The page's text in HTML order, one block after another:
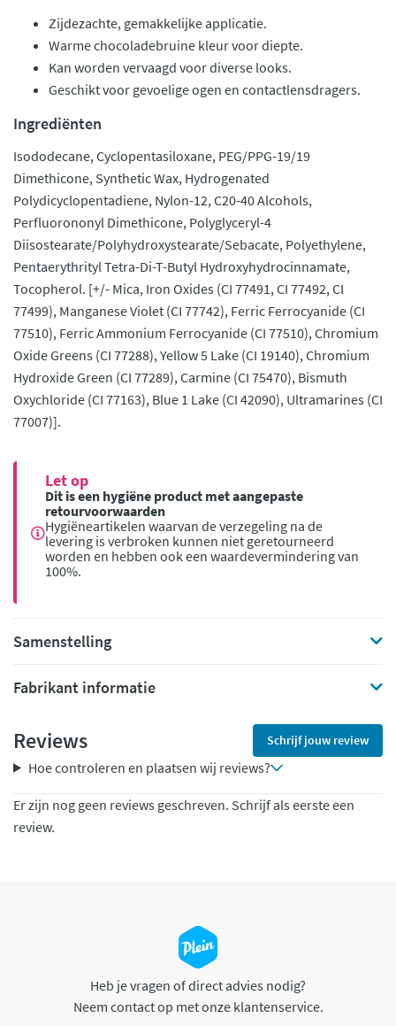
Zijdezachte, gemakkelijke applicatie.
Warme chocoladebruine kleur voor diepte.
Kan worden vervaagd voor diverse looks.
Geschikt voor gevoelige ogen en contactlensdragers.
Ingrediënten
Isododecane, Cyclopentasiloxane, PEG/PPG-19/19
Dimethicone, Synthetic Wax, Hydrogenated
Polydicyclopentadiene, Nylon-12, C20-40 Alcohols,
Perfluorononyl Dimethicone, Polyglyceryl-4
Diisostearate/Polyhydroxystearate/Sebacate, Polyethylene,
Pentaerythrityl Tetra-Di-T-Butyl Hydroxyhydrocinnamate,
Tocopherol. [+/- Mica, Iron Oxides (CI 77491, CI 77492, CI
77499), Manganese Violet (CI 77742), Ferric Ferrocyanide (CI
77510), Ferric Ammonium Ferrocyanide (CI 77510), Chromium
Oxide Greens (CI 77288), Yellow 5 Lake (CI 19140), Chromium
Hydroxide Green (CI 77289), Carmine (CI 75470), Bismuth
Oxychloride (CI 77163), Blue 1 Lake (CI 42090), Ultramarines (CI
77007)].
Let op
Dit is een hygiëne product met aangepaste
retourvoorwaarden
Hygiëneartikelen waarvan de verzegeling na de
levering is verbroken kunnen niet geretourneerd
worden en hebben ook een waardevermindering van
100%.
Samenstelling
Fabrikant informatie
Reviews Schrijf jouw review
Hoe controleren en plaatsen wij reviews?
Er zijn nog geen reviews geschreven. Schrijf als eerste een
review.
Heb je vragen of direct advies nodig?
Neem contact op met onze klantenservice.